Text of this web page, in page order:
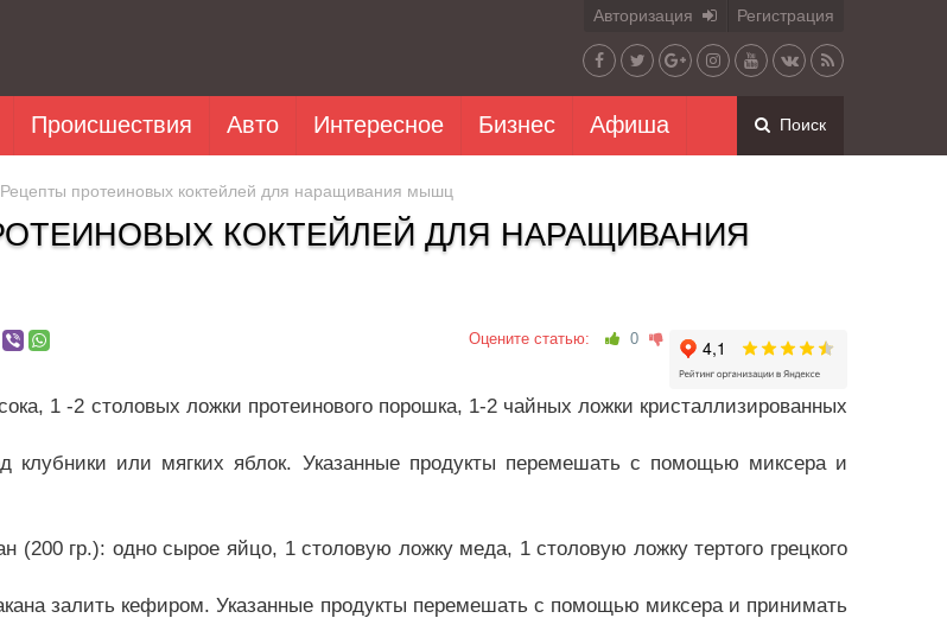
Авторизация Регистрация
Происшествия Авто Интересное Бизнес Афиша Поиск
протеиновых коктейлей для наращивания мышц
КОКТЕЙЛЕЙ ДЛЯ НАРАЩИВАНИЯ
Оцените статью: 0
1 -2 столовых ложки протеинового порошка, 1-2 чайных ложки кристаллизированных
клубники или мягких яблок. Указанные продукты перемешать с помощью миксера и
(200 гр.): одно сырое яйцо, 1 столовую ложку меда, 1 столовую ложку тертого грецкого
залить кефиром. Указанные продукты перемешать с помощью миксера и принимать